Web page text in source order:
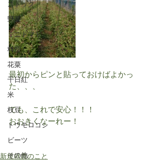
ストック
野菜
ミニトマト
料理
花粟
千日紅
米
枝豆
トウモロコシ
ビーツ
その他
最初からピンと貼っておけばよかっ
た、、、
でも、これで安心！！！
おおきくなーれー！
新規就農のこと